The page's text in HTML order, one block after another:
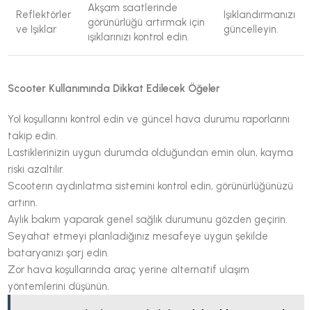
Reflektörler
ve Işıklar
Akşam saatlerinde
görünürlüğü artırmak için
ışıklarınızı kontrol edin.
Işıklandırmanızı
güncelleyin.
Scooter Kullanımında Dikkat Edilecek Öğeler
Yol koşullarını kontrol edin ve güncel hava durumu raporlarını
takip edin.
Lastiklerinizin uygun durumda olduğundan emin olun, kayma
riski azaltılır.
Scooterın aydınlatma sistemini kontrol edin, görünürlüğünüzü
artırın.
Aylık bakım yaparak genel sağlık durumunu gözden geçirin.
Seyahat etmeyi planladığınız mesafeye uygun şekilde
bataryanızı şarj edin.
Zor hava koşullarında araç yerine alternatif ulaşım
yöntemlerini düşünün.